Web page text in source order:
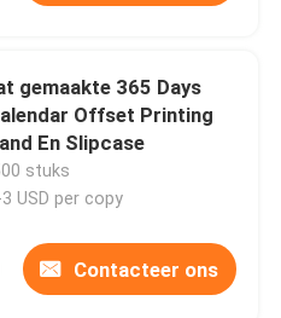
gemaakte 365 Days
Offset Printing
En Slipcase
stuks
USD per copy
Contacteer ons